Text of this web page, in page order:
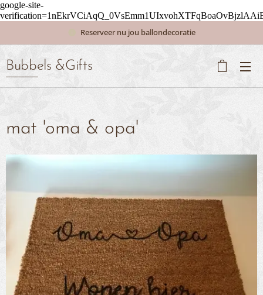
google-site-
Reserveer nu jou ballondecoratie
Bubbels &Gifts
mat 'oma & opa'